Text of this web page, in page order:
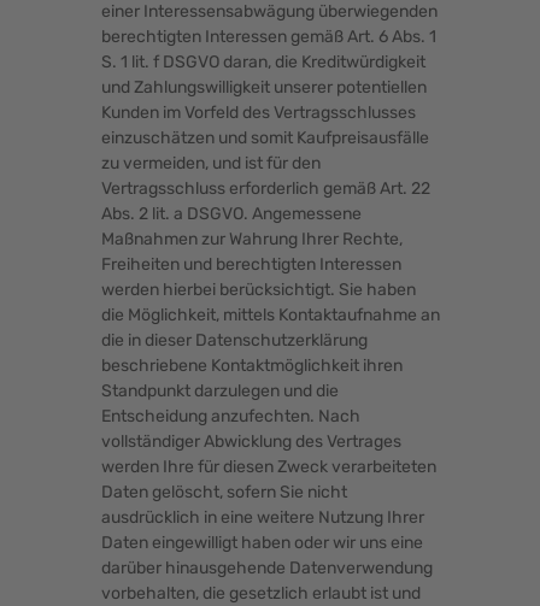
einer Interessensabwägung überwiegenden
berechtigten Interessen gemäß Art. 6 Abs. 1
S. 1 lit. f DSGVO daran, die Kreditwürdigkeit
und Zahlungswilligkeit unserer potentiellen
Kunden im Vorfeld des Vertragsschlusses
einzuschätzen und somit Kaufpreisausfälle
zu vermeiden, und ist für den
Vertragsschluss erforderlich gemäß Art. 22
Abs. 2 lit. a DSGVO. Angemessene
Maßnahmen zur Wahrung Ihrer Rechte,
Freiheiten und berechtigten Interessen
werden hierbei berücksichtigt. Sie haben
die Möglichkeit, mittels Kontaktaufnahme an
die in dieser Datenschutzerklärung
beschriebene Kontaktmöglichkeit ihren
Standpunkt darzulegen und die
Entscheidung anzufechten. Nach
vollständiger Abwicklung des Vertrages
werden Ihre für diesen Zweck verarbeiteten
Daten gelöscht, sofern Sie nicht
ausdrücklich in eine weitere Nutzung Ihrer
Daten eingewilligt haben oder wir uns eine
darüber hinausgehende Datenverwendung
vorbehalten, die gesetzlich erlaubt ist und